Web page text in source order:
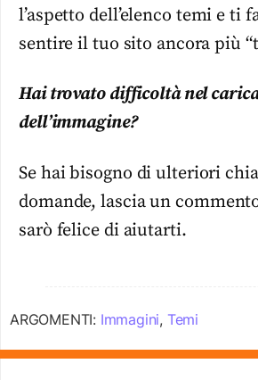
l’aspetto dell’elenco temi e ti
sentire il tuo sito ancora più
Hai trovato difficoltà nel
dell’immagine?
Se hai bisogno di ulteriori
domande, lascia un
sarò felice di aiutarti.
ARGOMENTI: Immagini, Temi